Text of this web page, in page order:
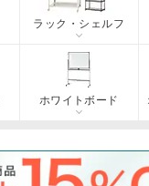
ラック・シェルフ
ホワイトボード